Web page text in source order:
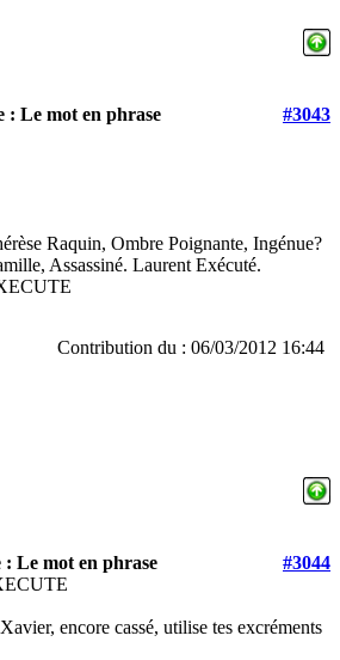
: Le mot en phrase
#3043
Raquin, Ombre Poignante, Ingénue?
Assassiné. Laurent Exécuté.
Contribution du : 06/03/2012 16:44
: Le mot en phrase
#3044
encore cassé, utilise tes excréments